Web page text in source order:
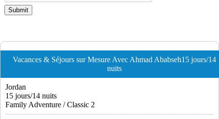
Vacances & Séjours sur Mesure Avec Ahmad Ababseh15 jours/14
nuits
Jordan
15 jours/14 nuits
Family Adventure / Classic 2